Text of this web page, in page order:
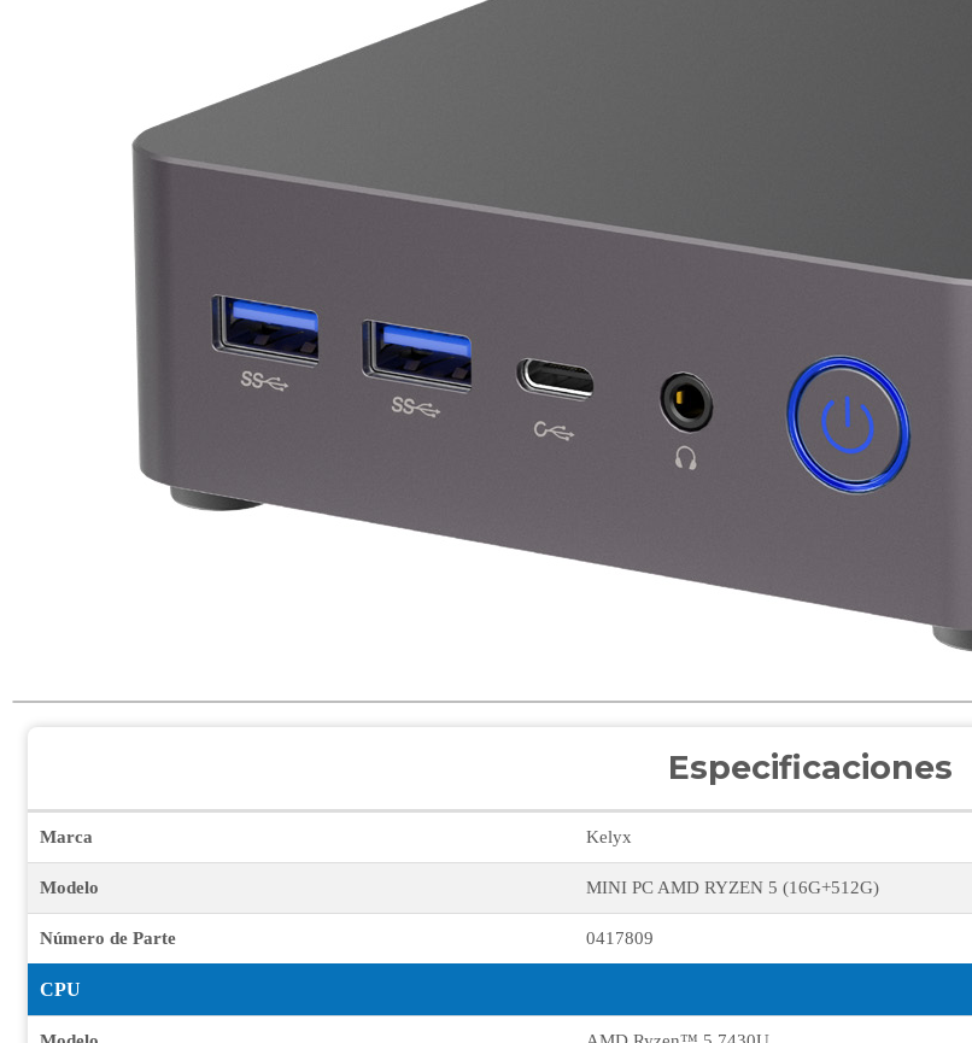
Especificaciones
Marca Kelyx
Modelo MINI PC AMD RYZEN 5 (16G+512G)
Número de Parte 0417809
CPU